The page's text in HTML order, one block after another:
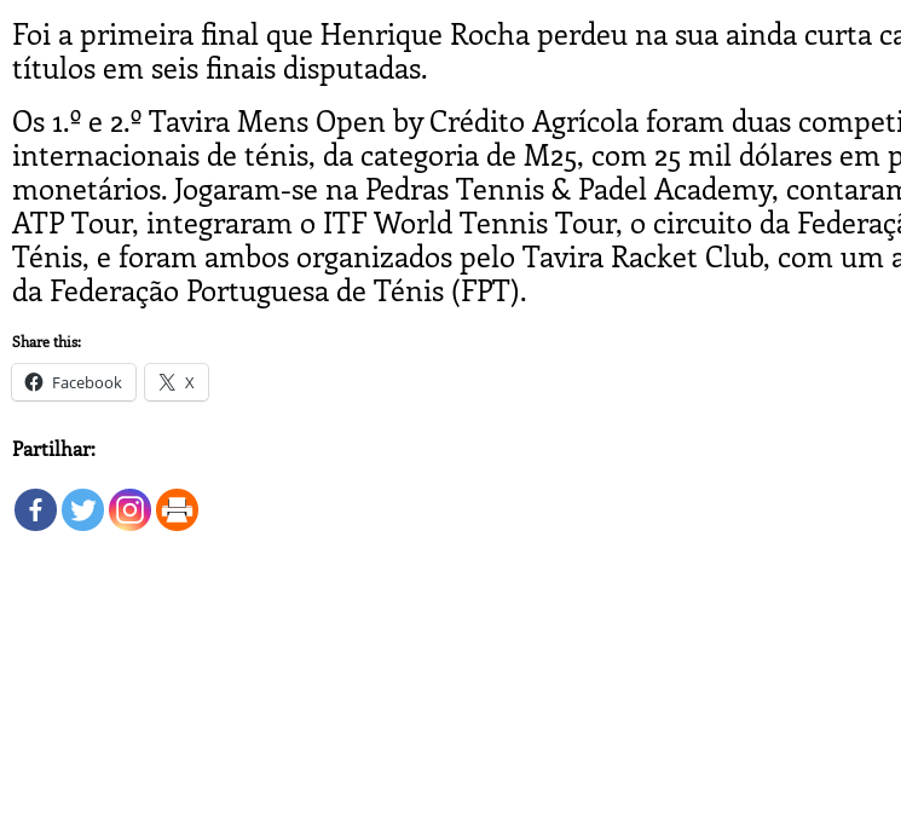
Foi a primeira final que Henrique Rocha perdeu na sua ainda curta
títulos em seis finais disputadas.
Os 1.º e 2.º Tavira Mens Open by Crédito Agrícola foram duas
internacionais de ténis, da categoria de M25, com 25 mil dólares em
monetários. Jogaram-se na Pedras Tennis & Padel Academy,
ATP Tour, integraram o ITF World Tennis Tour, o circuito da
Ténis, e foram ambos organizados pelo Tavira Racket Club, com
da Federação Portuguesa de Ténis (FPT).
Share this:
Facebook X
Partilhar: